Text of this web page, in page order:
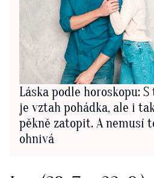
Láska podle horoskopu:
je vztah pohádka, ale i
pěkně zatopit. A nemusí
ohnivá